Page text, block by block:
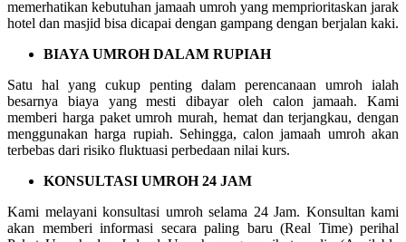
memerhatikan kebutuhan jamaah umroh yang memprioritaskan jarak
hotel dan masjid bisa dicapai dengan gampang dengan berjalan kaki.
BIAYA UMROH DALAM RUPIAH
Satu hal yang cukup penting dalam perencanaan umroh ialah
besarnya biaya yang mesti dibayar oleh calon jamaah. Kami
memberi harga paket umroh murah, hemat dan terjangkau, dengan
menggunakan harga rupiah. Sehingga, calon jamaah umroh akan
terbebas dari risiko fluktuasi perbedaan nilai kurs.
KONSULTASI UMROH 24 JAM
Kami melayani konsultasi umroh selama 24 Jam. Konsultan kami
akan memberi informasi secara paling baru (Real Time) perihal